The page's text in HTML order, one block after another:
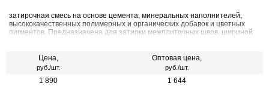
затирочная смесь на основе цемента, минеральных наполнителей,
высококачественных полимерных и органических добавок и цветных
пигментов. Предназначена для затирки межплиточных швов, шириной
агломератом.
Цена,
руб./шт.
Оптовая цена,
руб./шт.
1 890 1 644